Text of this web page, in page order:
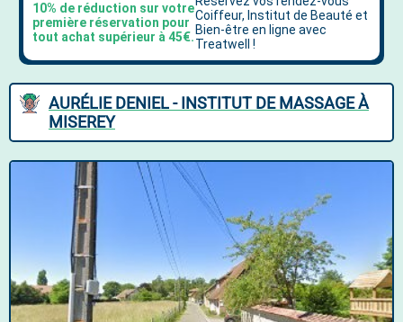
AURÉLIE DENIEL - INSTITUT DE MASSAGE À
MISEREY